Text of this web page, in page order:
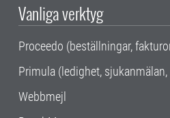
Vanliga verktyg
Proceedo (beställningar,
Primula (ledighet,
Webbmejl